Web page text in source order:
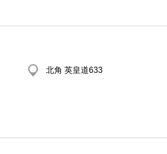
北角 英皇道633